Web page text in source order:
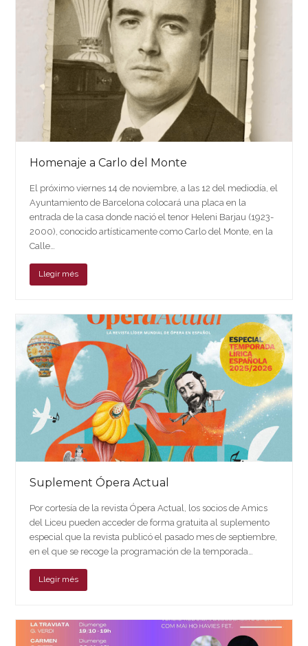
Homenaje a Carlo del Monte
El próximo viernes 14 de noviembre, a las 12 del mediodía, el
Ayuntamiento de Barcelona colocará una placa en la
entrada de la casa donde nació el tenor Heleni Barjau (1923-
2000), conocido artísticamente como Carlo del Monte, en la
Calle…
Llegir més
Suplement Ópera Actual
Por cortesía de la revista Ópera Actual, los socios de Amics
del Liceu pueden acceder de forma gratuita al suplemento
especial que la revista publicó el pasado mes de septiembre,
en el que se recoge la programación de la temporada…
Llegir més